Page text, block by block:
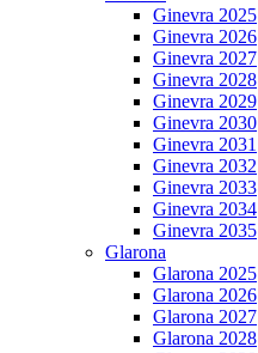
Ginevra 2025
Ginevra 2026
Ginevra 2027
Ginevra 2028
Ginevra 2029
Ginevra 2030
Ginevra 2031
Ginevra 2032
Ginevra 2033
Ginevra 2034
Ginevra 2035
Glarona
Glarona 2025
Glarona 2026
Glarona 2027
Glarona 2028